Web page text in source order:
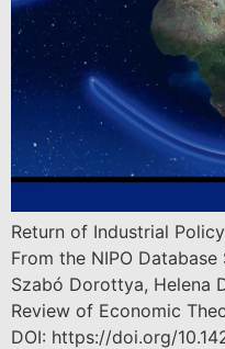
Return of Industrial
From the NIPO
Szabó Dorottya, Helena
Review of Economic
DOI: https://doi.org/